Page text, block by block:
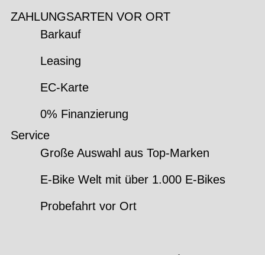
ZAHLUNGSARTEN VOR ORT
Barkauf
Leasing
EC-Karte
0% Finanzierung
Service
Große Auswahl aus Top-Marken
E-Bike Welt mit über 1.000 E-Bikes
Probefahrt vor Ort